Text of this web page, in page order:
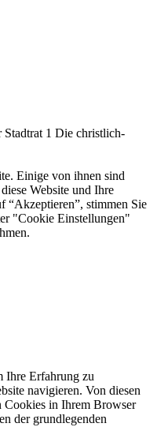
1 Die christlich-
Einige von ihnen sind
Website und Ihre
“Akzeptieren”, stimmen Sie
"Cookie Einstellungen"
Ihre Erfahrung zu
navigieren. Von diesen
Cookies in Ihrem Browser
der grundlegenden